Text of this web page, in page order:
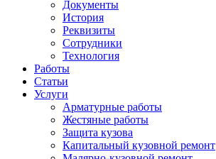
Документы
История
Реквизиты
Сотрудники
Технология
Работы
Статьи
Услуги
Арматурные работы
Жестяные работы
Защита кузова
Капитальный кузовной ремонт